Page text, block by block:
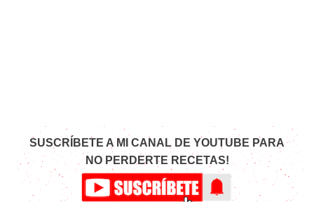
SUSCRÍBETE A MI CANAL DE YOUTUBE PARA
NO PERDERTE RECETAS!